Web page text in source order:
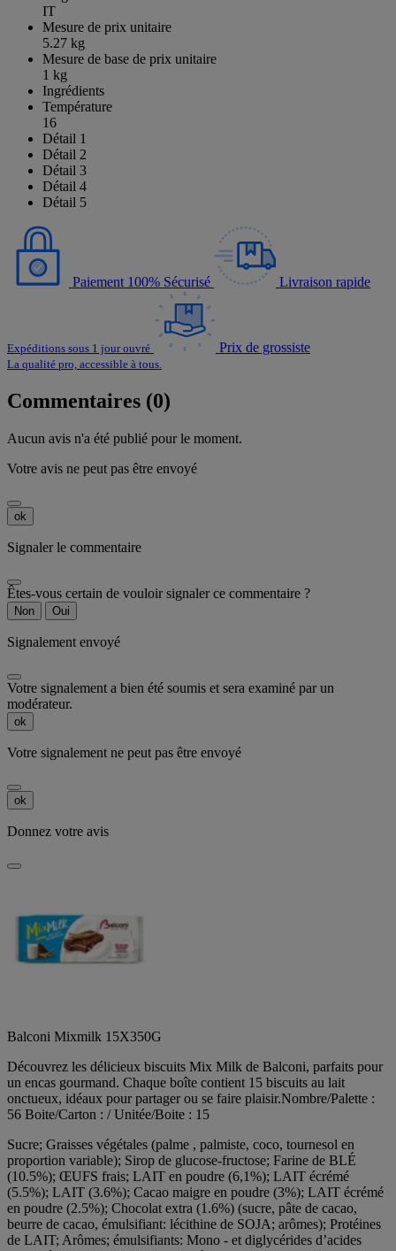
IT
Mesure de prix unitaire
5.27 kg
Mesure de base de prix unitaire
1 kg
Ingrédients
Température
16
Détail 1
Détail 2
Détail 3
Détail 4
Détail 5
Paiement 100% Sécurisé Livraison rapide
Expéditions sous 1 jour ouvré Prix de grossiste
La qualité pro, accessible à tous.
Commentaires (0)
Aucun avis n'a été publié pour le moment.
Votre avis ne peut pas être envoyé
ok
Signaler le commentaire
Êtes-vous certain de vouloir signaler ce commentaire ?
Non Oui
Signalement envoyé
Votre signalement a bien été soumis et sera examiné par un
modérateur.
ok
Votre signalement ne peut pas être envoyé
ok
Donnez votre avis
Balconi Mixmilk 15X350G
Découvrez les délicieux biscuits Mix Milk de Balconi, parfaits pour
un encas gourmand. Chaque boîte contient 15 biscuits au lait
onctueux, idéaux pour partager ou se faire plaisir.Nombre/Palette :
56 Boite/Carton : / Unitée/Boite : 15
Sucre; Graisses végétales (palme , palmiste, coco, tournesol en
proportion variable); Sirop de glucose-fructose; Farine de BLÉ
(10.5%); ŒUFS frais; LAIT en poudre (6,1%); LAIT écrémé
(5.5%); LAIT (3.6%); Cacao maigre en poudre (3%); LAIT écrémé
en poudre (2.5%); Chocolat extra (1.6%) (sucre, pâte de cacao,
beurre de cacao, émulsifiant: lécithine de SOJA; arômes); Protéines
de LAIT; Arômes; émulsifiants: Mono - et diglycérides d’acides